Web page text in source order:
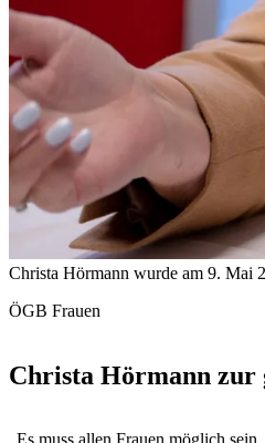
Christa Hörmann wurde am 9. Mai
ÖGB Frauen
Christa Hörmann zur